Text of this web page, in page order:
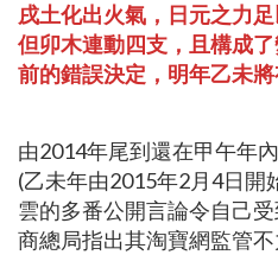
戌土化出火氣，日元之力
但卯木連動四支，且構成
前的錯誤決定，明年乙未
由2014年尾到還在甲午年
(乙未年由2015年2月4日開
雲的多番公開言論令自己
商總局指出其淘寶網監管